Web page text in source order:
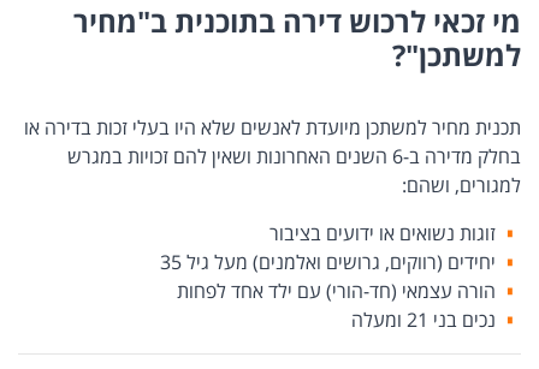
מי זכאי לרכוש דירה בתוכנית ב"מחיר
למשתכן"?
תכנית מחיר למשתכן מיועדת לאנשים שלא היו בעלי זכות בדירה או
בחלק מדירה ב-6 השנים האחרונות ושאין להם זכויות במגרש
למגורים, ושהם:
זוגות נשואים או ידועים בציבור
יחידים (רווקים, גרושים ואלמנים) מעל גיל 35
הורה עצמאי (חד-הורי) עם ילד אחד לפחות
נכים בני 21 ומעלה